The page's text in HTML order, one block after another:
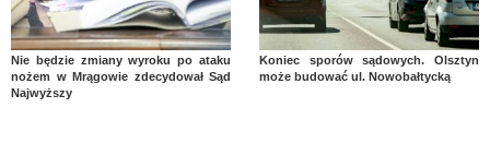
Nie będzie zmiany wyroku po ataku
nożem w Mrągowie zdecydował Sąd
Najwyższy
Koniec sporów sądowych. Olsztyn
może budować ul. Nowobałtycką